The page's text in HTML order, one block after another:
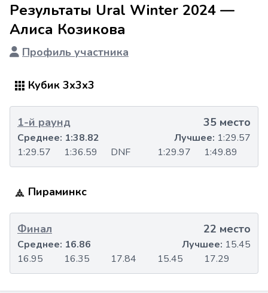
Результаты Ural Winter 2024 —
Алиса Козикова
Профиль участника
Кубик 3x3x3
1-й раунд 35 место
1:29.57 1:36.59 DNF 1:29.97 1:49.89
Среднее: 1:38.82 Лучшее: 1:29.57
Пираминкс
Финал 22 место
16.95 16.35 17.84 15.45 17.29
Среднее: 16.86 Лучшее: 15.45